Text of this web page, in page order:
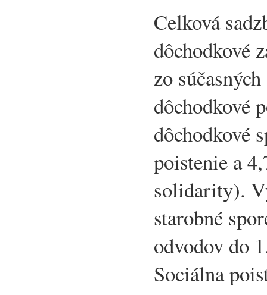
Celková
dôchodkové
zo
dôchodkové
dôchodkové
poistenie a
solidarity).
starobné
odvodov do
Sociálna